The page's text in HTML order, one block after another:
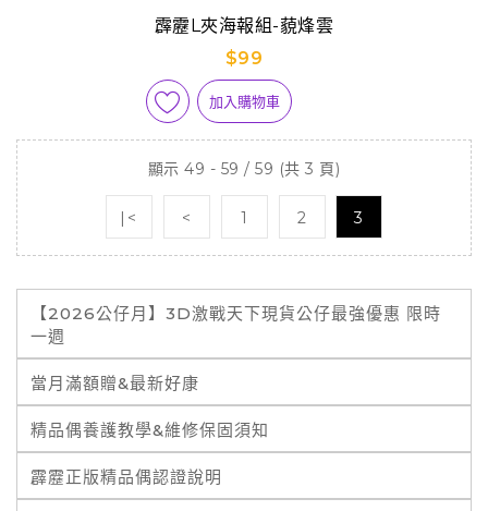
霹靂L夾海報組-藐烽雲
$99
加入購物車
顯示 49 - 59 / 59 (共 3 頁)
|< < 1 2 3
【2026公仔月】3D激戰天下現貨公仔最強優惠 限時
一週
當月滿額贈&最新好康
精品偶養護教學&維修保固須知
霹靂正版精品偶認證說明